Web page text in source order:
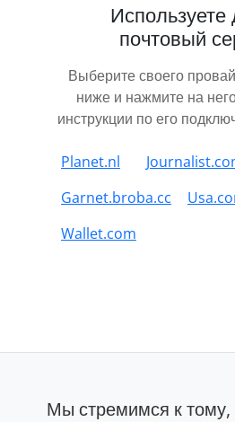
Используете
почтовый
Выберите своего
ниже и нажмите на
инструкции по его
Planet.nl
Garnet.broba.cc
Wallet.com
Мы стремимся к